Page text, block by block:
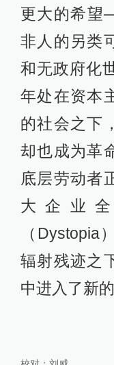
更大的希望
非人的另类
和无政府化
年处在资本
的社会之下
却也成为革
底层劳动者
大企业
（Dystopia
辐射残迹之
中进入了新